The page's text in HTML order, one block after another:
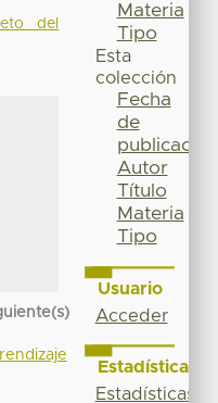
del
Materia
Tipo
Esta
colección
Fecha
de
publicación
Autor
Título
Materia
Tipo
Usuario
Acceder
Estadísticas
Estadísticas